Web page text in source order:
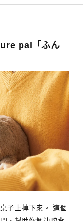
pal「ふん
子上掉下來。 這個